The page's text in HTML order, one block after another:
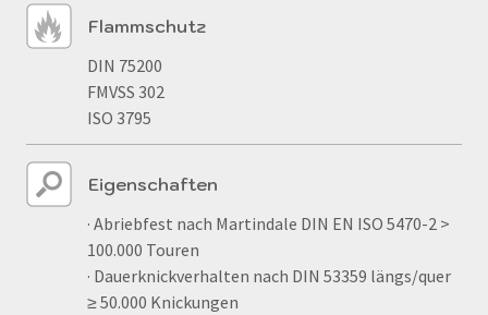
Flammschutz
DIN 75200
FMVSS 302
ISO 3795
Eigenschaften
· Abriebfest nach Martindale DIN EN ISO 5470-2 >
100.000 Touren
· Dauerknickverhalten nach DIN 53359 längs/quer
≥ 50.000 Knickungen